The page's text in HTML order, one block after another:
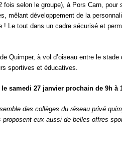
fois selon le groupe), à Pors Carn, pour
mêlant développement de la
Le tout dans un cadre sécurisé et
Quimper, à vol d’oiseau entre le
sportives et éducatives.
samedi 27 janvier prochain de 9h à
des collèges du réseau privé
eux aussi de belles offres